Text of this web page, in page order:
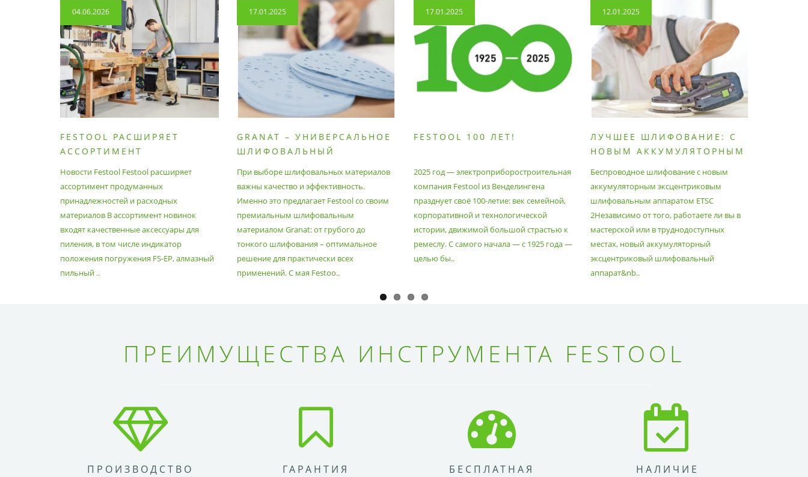
04.06.2026
FESTOOL РАСШИРЯЕТ
АССОРТИМЕНТ
ПРИНАДЛЕЖНОСТЕЙ И
РАСХОДНЫХ МАТЕРИАЛОВ
Новости Festool Festool расширяет
ассортимент продуманных
принадлежностей и расходных
материалов В ассортимент новинок
входят качественные аксессуары для
пиления, в том числе индикатор
положения погружения FS-EP, алмазный
пильный ..
17.01.2025
GRANAT – УНИВЕРСАЛЬНОЕ
ШЛИФОВАЛЬНЫЙ
При выборе шлифовальных материалов
важны качество и эффективность.
Именно это предлагает Festool со своим
премиальным шлифовальным
материалом Granat: от грубого до
тонкого шлифования – оптимальное
решение для практически всех
применений. С мая Festoo..
17.01.2025
FESTOOL 100 ЛЕТ!
2025 год — электроприборостроительная
компания Festool из Венделингена
празднует своё 100-летие: век семейной,
корпоративной и технологической
истории, движимой большой страстью к
ремеслу. С самого начала — с 1925 года —
целью бы..
12.01.2025
ЛУЧШЕЕ ШЛИФОВАНИЕ: С
НОВЫМ АККУМУЛЯТОРНЫМ
АППАРАТОМ ETSC2
Беспроводное шлифование с новым
аккумуляторным эксцентриковым
шлифовальным аппаратом ETSC
2Независимо от того, работаете ли вы в
мастерской или в труднодоступных
местах, новый аккумуляторный
эксцентриковый шлифовальный
аппарат&nb..
ПРЕИМУЩЕСТВА ИНСТРУМЕНТА FESTOOL
ПРОИЗВОДСТВО ГАРАНТИЯ БЕСПЛАТНАЯ НАЛИЧИЕ